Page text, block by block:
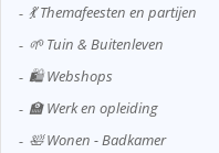
💃 Themafeesten en partijen
🌱 Tuin & Buitenleven
🛍️ Webshops
🏫 Werk en opleiding
🛀 Wonen - Badkamer